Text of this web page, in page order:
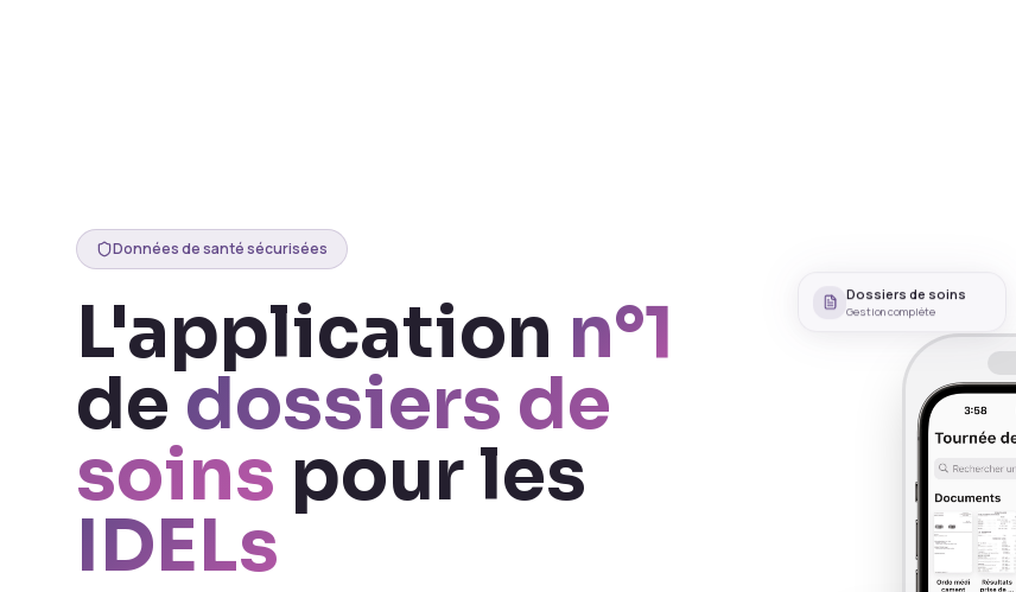
Données de santé sécurisées
L'application n°1
de dossiers de
soins pour les
IDELs
Dossiers de soins
Gestion complète